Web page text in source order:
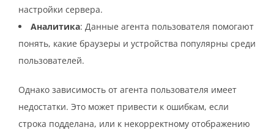
настройки сервера.
Аналитика: Данные агента пользователя помогают
понять, какие браузеры и устройства популярны среди
пользователей.
Однако зависимость от агента пользователя имеет
недостатки. Это может привести к ошибкам, если
строка подделана, или к некорректному отображению